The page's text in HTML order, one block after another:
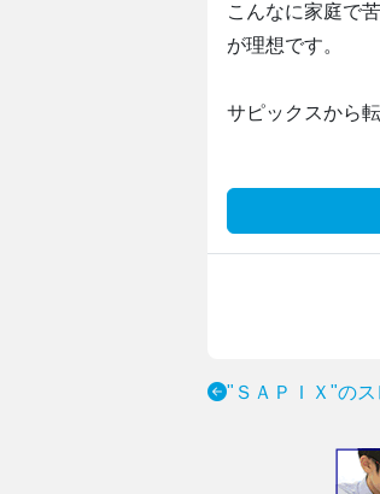
こんなに家庭で
が理想です。
サピックスから
"ＳＡＰＩＸ"の